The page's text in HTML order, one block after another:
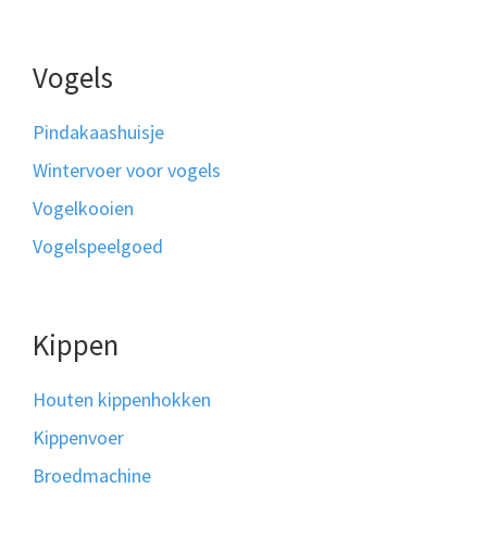
Vogels
Pindakaashuisje
Wintervoer voor vogels
Vogelkooien
Vogelspeelgoed
Kippen
Houten kippenhokken
Kippenvoer
Broedmachine